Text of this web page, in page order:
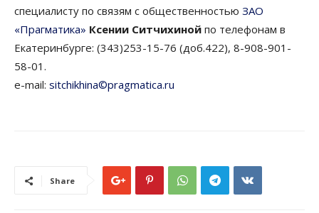
специалисту по связям с общественностью ЗАО
«Прагматика» Ксении Ситчихиной по телефонам в
Екатеринбурге: (343)253-15-76 (доб.422), 8-908-901-
58-01.
e-mail: sitchikhina©pragmatica.ru
Share